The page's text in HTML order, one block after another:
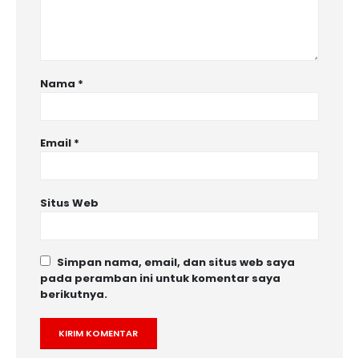
Nama *
Email *
Situs Web
Simpan nama, email, dan situs web saya
pada peramban ini untuk komentar saya
berikutnya.